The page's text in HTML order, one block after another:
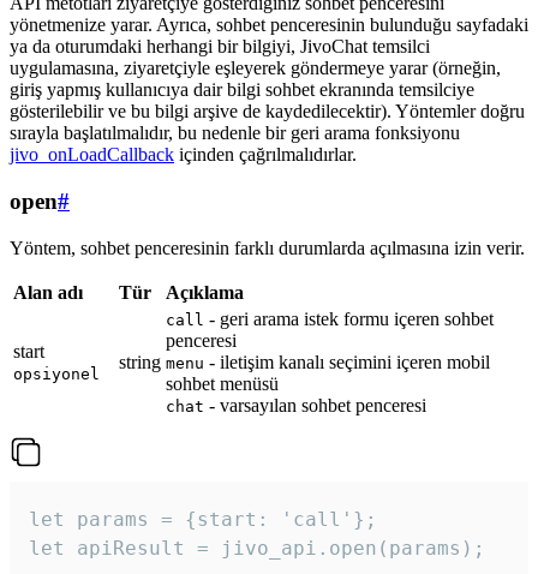
yönetmenize yarar. Ayrıca, sohbet penceresinin bulunduğu sayfadaki
ya da oturumdaki herhangi bir bilgiyi, JivoChat temsilci
uygulamasına, ziyaretçiyle eşleyerek göndermeye yarar (örneğin,
giriş yapmış kullanıcıya dair bilgi sohbet ekranında temsilciye
gösterilebilir ve bu bilgi arşive de kaydedilecektir). Yöntemler doğru
sırayla başlatılmalıdır, bu nedenle bir geri arama fonksiyonu
jivo_onLoadCallback içinden çağrılmalıdırlar.
open#
Yöntem, sohbet penceresinin farklı durumlarda açılmasına izin verir.
Alan adı Tür Açıklama
start
opsiyonel
string
call - geri arama istek formu içeren sohbet
penceresi
menu - iletişim kanalı seçimini içeren mobil
sohbet menüsü
chat - varsayılan sohbet penceresi
let params = {start: 'call'};
let apiResult = jivo_api.open(params);